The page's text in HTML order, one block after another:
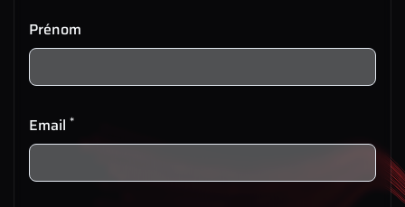
Prénom
Email *